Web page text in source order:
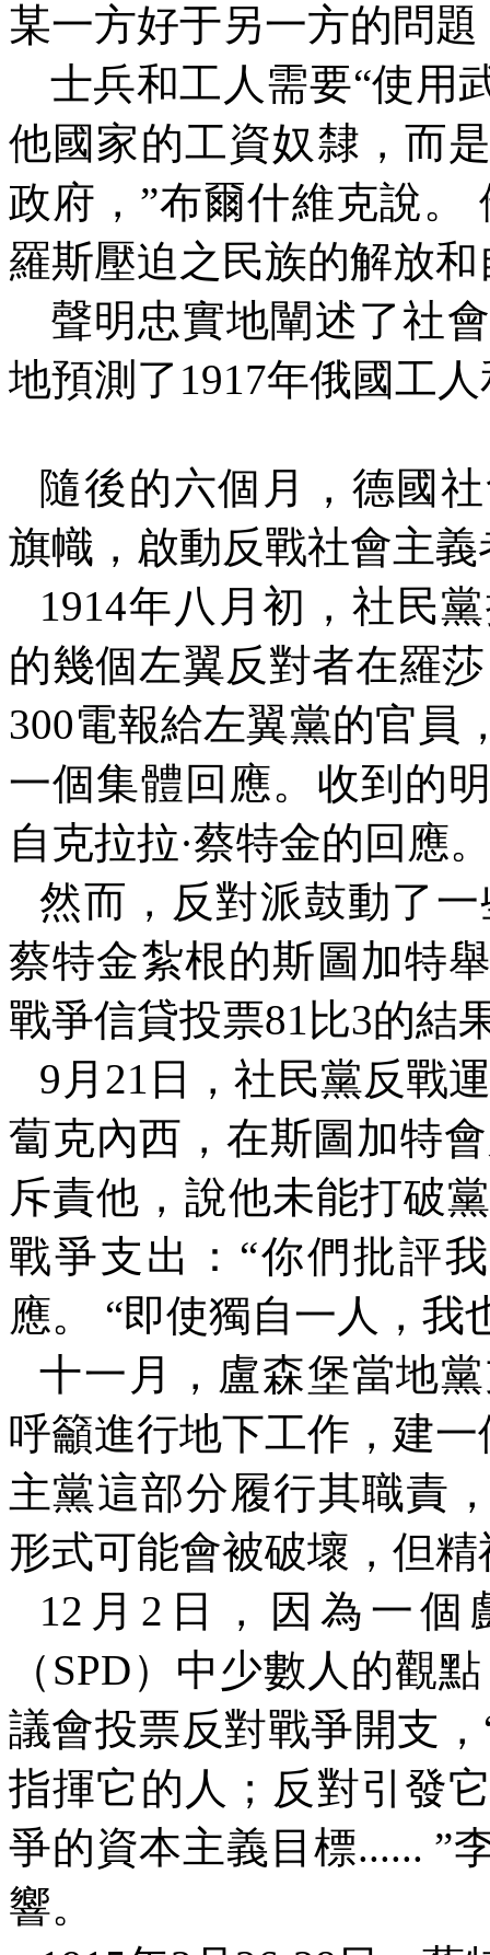
某一方好于另一方的問
士兵和工人需要“使用
他國家的工資奴隸，而
政府， ”布爾什維克說。
羅斯壓迫之民族的解放和
聲明忠實地闡述了社
地預測了 1917年俄國工
隨後的六個月，德國
旗幟，啟動反戰社會主
1914年八月初，社民
的幾個左翼反對者在羅
300電報給左翼黨的官員
一個集體回應。收到的
自克拉拉·蔡特金的回應
然而，反對派鼓動了
蔡特金紮根的斯圖加特
戰爭信貸投票81 比3的結
9 月 21 日，社民黨反戰
蔔克內西，在斯圖加特
斥責他，說他未能打破
戰爭支出： “你們批評
應。
“即使獨自一人，我
十一月，盧森堡當地
呼籲進行地下工作，建
主黨這部分履行其職責
形式可能會被破壞，但
12 月 2 日，因為一
（ SPD）中少數人的觀
議會投票反對戰爭開支
指揮它的人；反對引發
爭的資本主義目標...... ”
響。